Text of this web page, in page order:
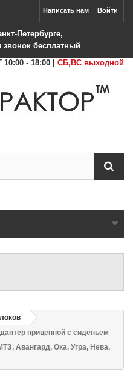
Войти
Написать нам
,
звонок бесплатный
- 18:00 | СБ,ВС выходной
прицепной с сиденьем
Авангард, Ока, Угра, Нева,